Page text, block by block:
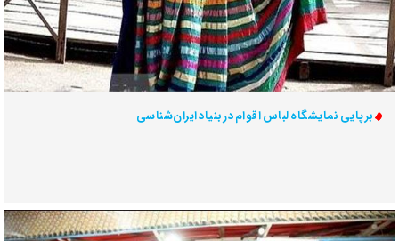
برپایی نمایشگاه لباس اقوام در بنیاد ایران‌شناسی